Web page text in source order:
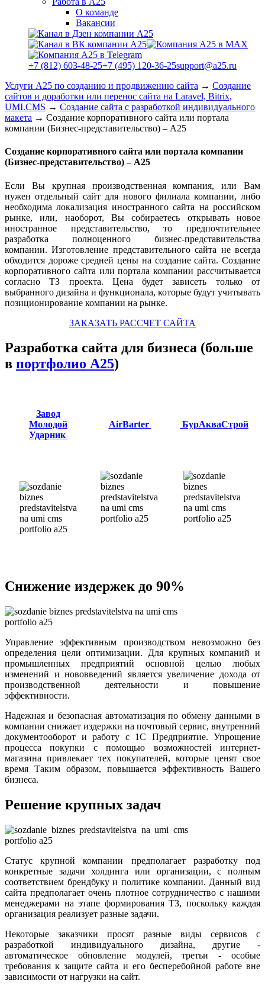
О команде
Вакансии
+7 (812) 603-48-25+7 (495) 120-36-25support@a25.ru
Услуги А25 по созданию и продвижению сайта → Создание
сайтов и доработки или перенос сайта на Laravel, Bitrix,
UMI.CMS → Создание сайта с разработкой индивидуального
макета → Создание корпоративного сайта или портала
компании (Бизнес-представительство) – А25
Создание корпоративного сайта или портала компании
(Бизнес-представительство) – А25
Если Вы крупная производственная компания, или Вам
нужен отдельный сайт для нового филиала компании, либо
необходима локализация иностранного сайта на российском
рынке, или, наоборот, Вы собираетесь открывать новое
иностранное представительство, то предпочтительнее
разработка полноценного бизнес-представительства
компании. Изготовление представительного сайта не всегда
обходится дороже средней цены на создание сайта. Создание
корпоративного сайта или портала компании рассчитывается
согласно ТЗ проекта. Цена будет зависеть только от
выбранного дизайна и функционала, которые будут учитывать
позиционирование компании на рынке.
ЗАКАЗАТЬ РАССЧЕТ САЙТА
Разработка сайта для бизнеса (больше
в портфолио А25)
Завод
Молодой
Ударник
AirBarter БурАкваСтрой
Снижение издержек до 90%
Управление эффективным производством невозможно без
определения цели оптимизации. Для крупных компаний и
промышленных предприятий основной целью любых
изменений и нововведений является увеличение дохода от
производственной деятельности и повышение
эффективности.
Надежная и безопасная автоматизация по обмену данными в
компании снижает издержки на почтовый сервис, внутренний
документооборот и работу с 1С Предприятие. Упрощение
процесса покупки с помощью возможностей интернет-
магазина привлекает тех покупателей, которые ценят свое
время Таким образом, повышается эффективность Вашего
бизнеса.
Решение крупных задач
Статус крупной компании предполагает разработку под
конкретные задачи холдинга или организации, с полным
соответствием брендбуку и политике компании. Данный вид
сайта предполагает очень плотное сотрудничество с нашими
менеджерами на этапе формирования ТЗ, поскольку каждая
организация реализует разные задачи.
Некоторые заказчики просят разные виды сервисов с
разработкой индивидуального дизайна, другие -
автоматическое обновление модулей, третьи - особые
требования к защите сайта и его бесперебойной работе вне
зависимости от нагрузки на сайт.